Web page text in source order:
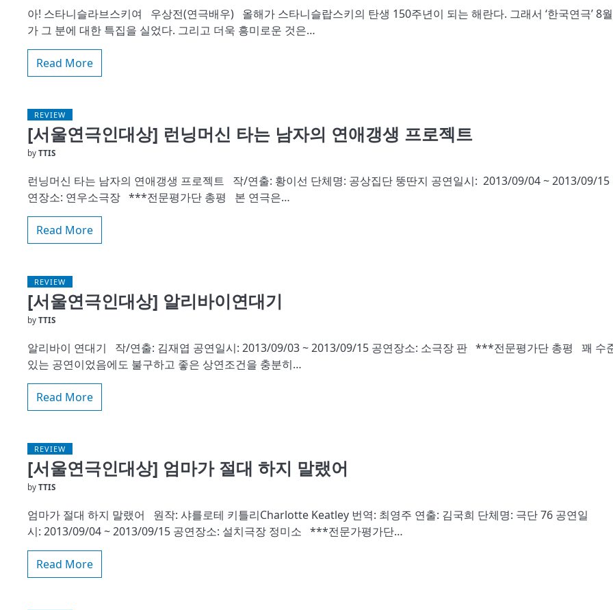
아! 스타니슬라브스키여 우상전(연극배우) 올해가 스타니슬랍스키의 탄생 150주년이 되는 해란다. 그래서 ‘한국연극’ 8
가 그 분에 대한 특집을 실었다. 그리고 더욱 흥미로운 것은…
Read More
REVIEW
[서울연극인대상] 런닝머신 타는 남자의 연애갱생 프로젝트
by TTIS
런닝머신 타는 남자의 연애갱생 프로젝트 작/연출: 황이선 단체명: 공상집단 뚱딴지 공연일시: 2013/09/04 ~ 2013/09/15
연장소: 연우소극장 ***전문평가단 총평 본 연극은…
Read More
REVIEW
[서울연극인대상] 알리바이연대기
by TTIS
알리바이 연대기 작/연출: 김재엽 공연일시: 2013/09/03 ~ 2013/09/15 공연장소: 소극장 판 ***전문평가단 총평 꽤 수
있는 공연이었음에도 불구하고 좋은 상연조건을 충분히…
Read More
REVIEW
[서울연극인대상] 엄마가 절대 하지 말랬어
by TTIS
엄마가 절대 하지 말랬어 원작: 샤를로테 키틀리Charlotte Keatley 번역: 최영주 연출: 김국희 단체명: 극단 76 공연일
시: 2013/09/04 ~ 2013/09/15 공연장소: 설치극장 정미소 ***전문가평가단…
Read More